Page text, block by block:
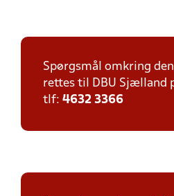
Spørgsmål omkring
rettes til DBU Sjælland
tlf: 4632 3366